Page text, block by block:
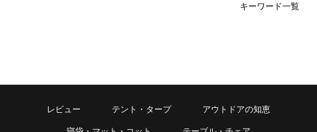
キーワード一覧
レビュー テント・タープ アウトドアの知恵